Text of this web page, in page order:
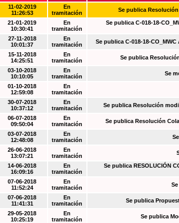
11-02-2019
11:26:53
En
tramitación
Se publica Resolución
21-01-2019
10:30:41
En
tramitación
Se publica C-018-18-
27-11-2018
10:01:37
En
tramitación
Se publica C-018-18-
15-11-2018
14:25:51
En
tramitación
Se publica
03-10-2018
10:10:05
En
tramitación
Se
01-10-2018
12:59:08
En
tramitación
30-07-2018
10:37:12
En
tramitación
Se publica Resolución
06-07-2018
09:50:04
En
tramitación
Se publica Resolución
03-07-2018
12:48:08
En
tramitación
26-06-2018
13:07:21
En
tramitación
14-06-2018
16:09:16
En
tramitación
Se publica RESOLUCIÓN
07-06-2018
11:52:24
En
tramitación
07-06-2018
11:41:31
En
tramitación
Se publica
29-05-2018
10:25:19
En
tramitación
Se publica